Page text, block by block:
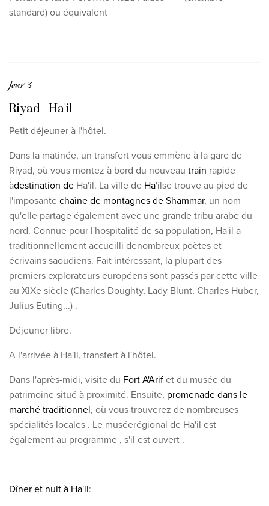
standard) ou équivalent
Jour 3
Riyad - Ha'il
Petit déjeuner à l'hôtel.
Dans la matinée, un transfert vous emmène à la gare de
Riyad, où vous montez à bord du nouveau train rapide
àdestination de Ha'il. La villede Ha'ilse trouve au pied de
l'imposantechaîne de montagnes de Shammar, un nom
qu'elle partage également avec unegrande tribu arabe du
nord. Connue pour l'hospitalité de sa population, Ha'il a
traditionnellement accueilli denombreux poètes et
écrivains saoudiens. Fait intéressant, la plupart des
premiersexplorateurseuropéenssont passés par cette ville
au XIXe siècle (Charles Doughty, Lady Blunt, Charles Huber,
Julius Euting...) .
Déjeuner libre.
A l'arrivée à Ha'il, transfert à l'hôtel.
Dans l'après-midi, visite du Fort A'Arifet du musée du
patrimoine situé à proximité. Ensuite, promenadedans le
marché traditionnel, où vous trouverez de nombreuses
spécialités locales . Le muséerégional de Ha'il est
également au programme , s'il est ouvert .
Dîner et nuit à Ha'il: